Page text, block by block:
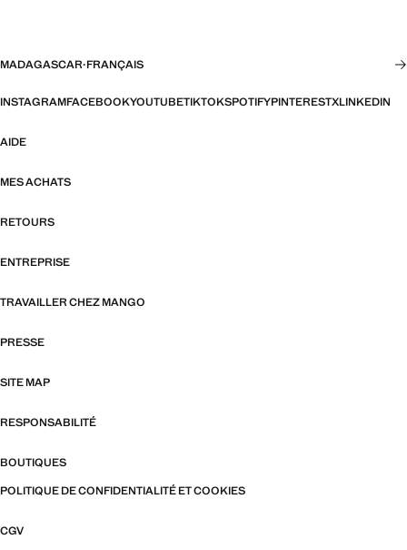
MADAGASCAR·FRANÇAIS
INSTAGRAMFACEBOOKYOUTUBETIKTOKSPOTIFYPINTERESTXLINKEDIN
AIDE
MES ACHATS
RETOURS
ENTREPRISE
TRAVAILLER CHEZ MANGO
PRESSE
SITE MAP
RESPONSABILITÉ
BOUTIQUES
POLITIQUE DE CONFIDENTIALITÉ ET COOKIES
CGV